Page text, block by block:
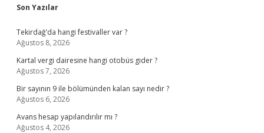
Sidebar
Son Yazılar
Tekirdağ’da hangi festivaller var ?
Ağustos 8, 2026
Kartal vergi dairesine hangi otobüs gider ?
Ağustos 7, 2026
Bir sayının 9 ile bölümünden kalan sayı nedir ?
Ağustos 6, 2026
Avans hesap yapılandırılır mı ?
Ağustos 4, 2026